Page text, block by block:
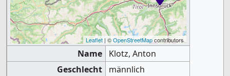
Leaflet| ©OpenStreetMapcontributors
Name
Klotz, Anton
Geschlecht
männlich